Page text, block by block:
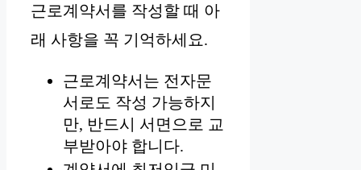
근로계약서를 작성할 때 아
래 사항을 꼭 기억하세요.
근로계약서는 전자문
서로도 작성 가능하지
만, 반드시 서면으로 교
부받아야 합니다.